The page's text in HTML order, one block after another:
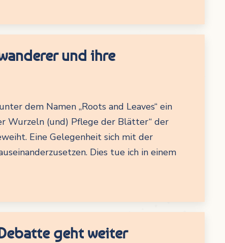
und ihre
dem Namen „Roots and Leaves“ ein
Wurzeln (und) Pflege der Blätter“ der
Eine Gelegenheit sich mit der
Dies tue ich in einem
geht weiter